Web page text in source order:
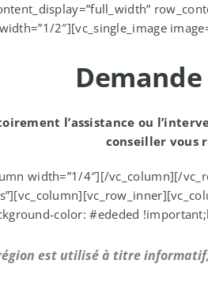
2″][vc_single_image
l’assistance ou
conseiller vous
width=”1/4″][/vc_column][/
color: #ededed
est utilisé à titre